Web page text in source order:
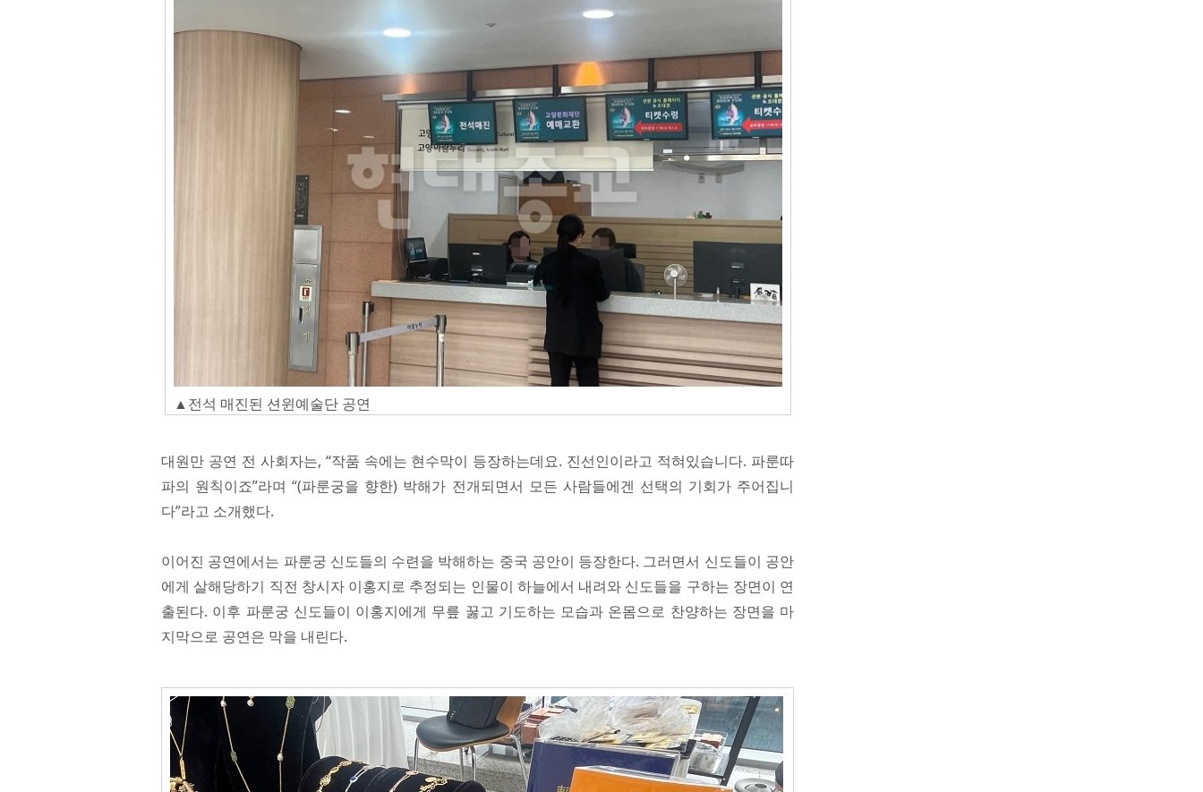
▲전석 매진된 션윈예술단 공연
대원만 공연 전 사회자는, “작품 속에는 현수막이 등장하는데요. 진선인이라고 적혀있습니다. 파룬따
파의 원칙이죠”라며 “(파룬궁을 향한) 박해가 전개되면서 모든 사람들에겐 선택의 기회가 주어집니
다”라고 소개했다.
이어진 공연에서는 파룬궁 신도들의 수련을 박해하는 중국 공안이 등장한다. 그러면서 신도들이 공안
에게 살해당하기 직전 창시자 이홍지로 추정되는 인물이 하늘에서 내려와 신도들을 구하는 장면이 연
출된다. 이후 파룬궁 신도들이 이홍지에게 무릎 꿇고 기도하는 모습과 온몸으로 찬양하는 장면을 마
지막으로 공연은 막을 내린다.